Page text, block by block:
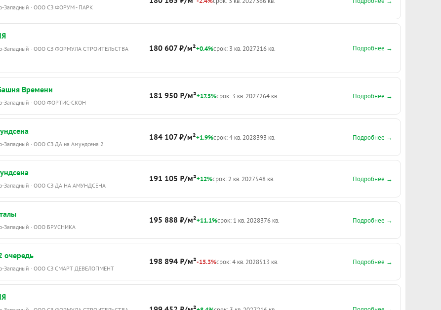
Западный · ООО СЗ ФОРУМ - ПАРК
Западный · ООО СЗ ФОРМУЛА СТРОИТЕЛЬСТВА
180 607 ₽/м²+0.4%срок: 3 кв. 2027216 кв. Подробнее →
Времени
Западный · ООО ФОРТИС-СКОН
181 950 ₽/м²+17.5%срок: 3 кв. 2027264 кв. Подробнее →
Западный · ООО СЗ ДА на Амундсена 2
184 107 ₽/м²+1.9%срок: 4 кв. 2028393 кв. Подробнее →
Западный · ООО СЗ ДА НА АМУНДСЕНА
191 105 ₽/м²+12%срок: 2 кв. 2027548 кв. Подробнее →
Западный · ООО БРУСНИКА
195 888 ₽/м²+11.1%срок: 1 кв. 2028376 кв. Подробнее →
очередь
Западный · ООО СЗ СМАРТ ДЕВЕЛОПМЕНТ
198 894 ₽/м²-15.3%срок: 4 кв. 2028513 кв. Подробнее →